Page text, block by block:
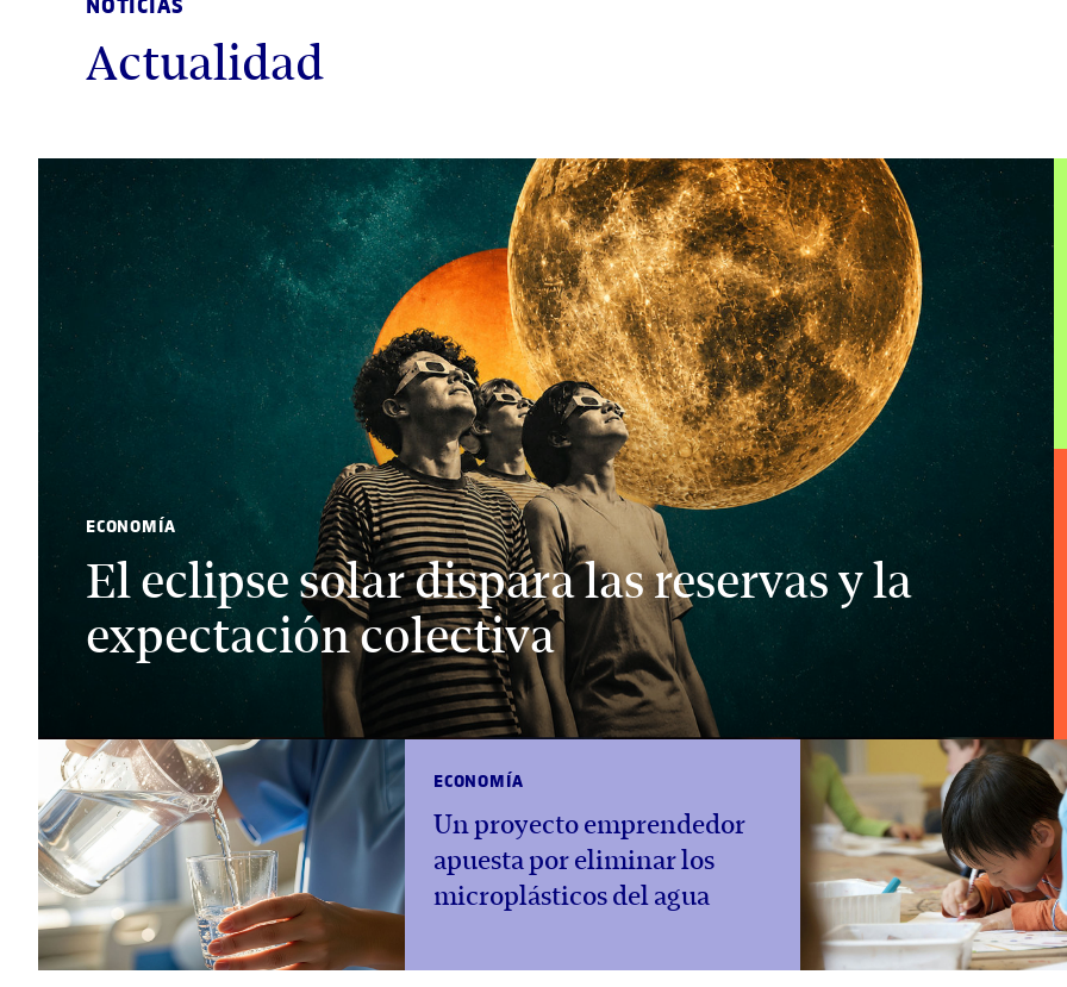
Actualidad
ECONOMÍA
El eclipse solar dispara las reservas y la
expectación colectiva
ECONOMÍA
Un proyecto emprendedor
apuesta por eliminar los
microplásticos del agua